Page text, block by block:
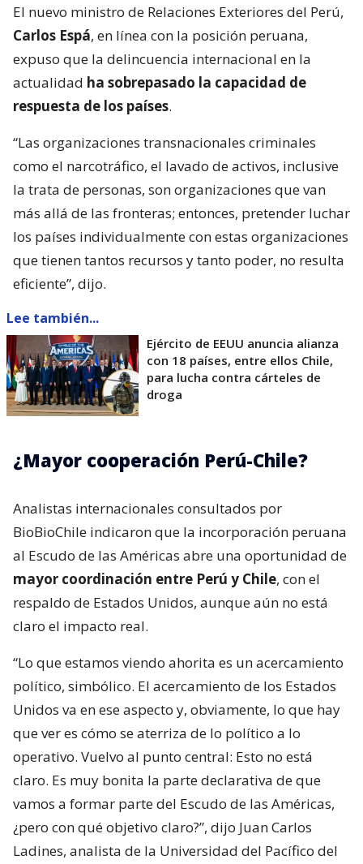
El nuevo ministro de Relaciones Exteriores del Perú,
Carlos Espá, en línea con la posición peruana,
expuso que la delincuencia internacional en la
actualidad ha sobrepasado la capacidad de
respuesta de los países.
“Las organizaciones transnacionales criminales
como el narcotráfico, el lavado de activos, inclusive
la trata de personas, son organizaciones que van
más allá de las fronteras; entonces, pretender luchar
los países individualmente con estas organizaciones
que tienen tantos recursos y tanto poder, no resulta
eficiente”, dijo.
Lee también...
Ejército de EEUU anuncia alianza
con 18 países, entre ellos Chile,
para lucha contra cárteles de
droga
¿Mayor cooperación Perú-Chile?
Analistas internacionales consultados por
BioBioChile indicaron que la incorporación peruana
al Escudo de las Américas abre una oportunidad de
mayor coordinación entre Perú y Chile, con el
respaldo de Estados Unidos, aunque aún no está
claro el impacto real.
“Lo que estamos viendo ahorita es un acercamiento
político, simbólico. El acercamiento de los Estados
Unidos va en ese aspecto y, obviamente, lo que hay
que ver es cómo se aterriza de lo político a lo
operativo. Vuelvo al punto central: Esto no está
claro. Es muy bonita la parte declarativa de que
vamos a formar parte del Escudo de las Américas,
¿pero con qué objetivo claro?”, dijo Juan Carlos
Ladines, analista de la Universidad del Pacífico del